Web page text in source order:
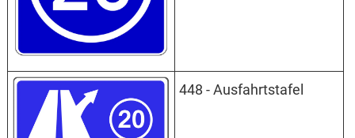
448 - Ausfahrtstafel